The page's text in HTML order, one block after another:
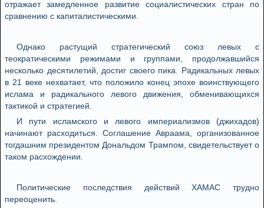
отражает замедленное развитие социалистических стран по
сравнению с капиталистическими.
Однако растущий стратегический союз левых с
теократическими режимами и группами, продолжавшийся
несколько десятилетий, достиг своего пика. Радикальных левых
в 21 веке нехватает, что положило конец эпохе воинствующего
ислама и радикального левого движения, обменивающихся
тактикой и стратегией.
И пути исламского и левого империализмов (джихадов)
начинают расходиться. Соглашение Авраама, организованное
тогдашним президентом Дональдом Трампом, свидетельствует о
таком расхождении.
Политические последствия действий ХАМАС трудно
переоценить.